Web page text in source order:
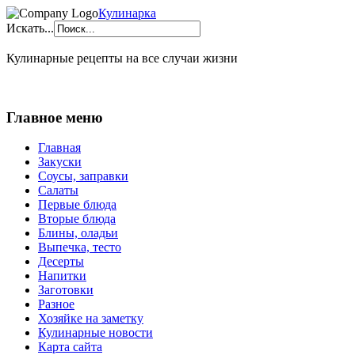
Кулинарка
Искать...
Кулинарные рецепты на все случаи жизни
Главное меню
Главная
Закуски
Соусы, заправки
Салаты
Первые блюда
Вторые блюда
Блины, оладьи
Выпечка, тесто
Десерты
Напитки
Заготовки
Разное
Хозяйке на заметку
Кулинарные новости
Карта сайта